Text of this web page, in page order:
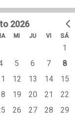
2026
MI JU VI SÁ
1
5 6 7 8
12 13 14 15
19 20 21 22
26 27 28 29